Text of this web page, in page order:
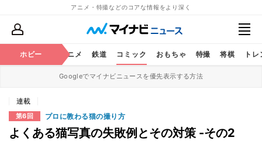
アニメ・特撮などのコアな情報をより深く
ホビー アニメ 鉄道 コミック おもちゃ 特撮 将棋 ト
Googleでマイナビニュースを優先表示する方法
連載
第6回 プロに教わる猫の撮り方
よくある猫写真の失敗例とその対策 -その2